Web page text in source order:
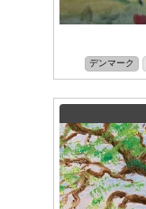
デンマーク